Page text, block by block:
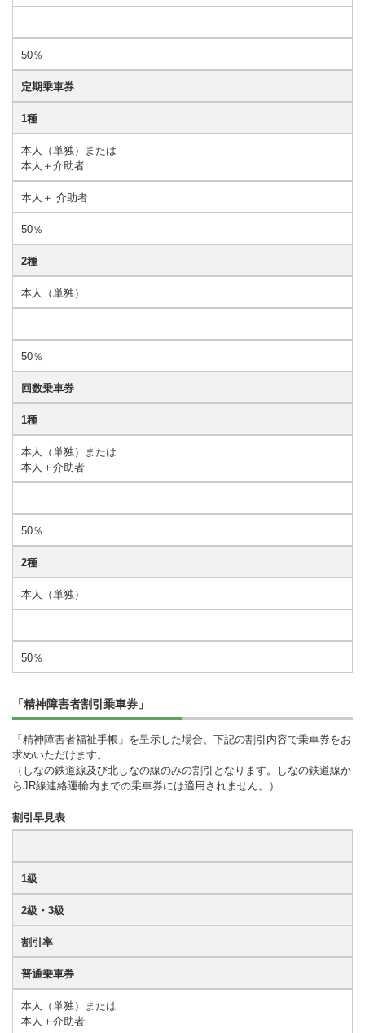
50％
定期乗車券
1種
本人（単独）または
本人＋介助者
本人＋ 介助者
50％
2種
本人（単独）
50％
回数乗車券
1種
本人（単独）または
本人＋介助者
50％
2種
本人（単独）
50％
「精神障害者割引乗車券」
「精神障害者福祉手帳」を呈示した場合、下記の割引内容で乗車券をお
求めいただけます。
（しなの鉄道線及び北しなの線のみの割引となります。しなの鉄道線か
らJR線連絡運輸内までの乗車券には適用されません。）
割引早見表
1級
2級・3級
割引率
普通乗車券
本人（単独）または
本人＋介助者